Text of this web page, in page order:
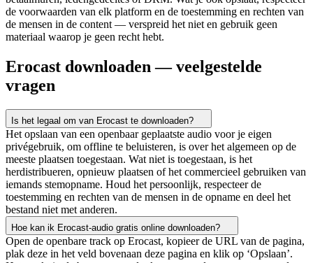
de voorwaarden van elk platform en de toestemming en rechten van
de mensen in de content — verspreid het niet en gebruik geen
materiaal waarop je geen recht hebt.
Erocast downloaden — veelgestelde
vragen
Is het legaal om van Erocast te downloaden?
Het opslaan van een openbaar geplaatste audio voor je eigen
privégebruik, om offline te beluisteren, is over het algemeen op de
meeste plaatsen toegestaan. Wat niet is toegestaan, is het
herdistribueren, opnieuw plaatsen of het commercieel gebruiken van
iemands stemopname. Houd het persoonlijk, respecteer de
toestemming en rechten van de mensen in de opname en deel het
bestand niet met anderen.
Hoe kan ik Erocast-audio gratis online downloaden?
Open de openbare track op Erocast, kopieer de URL van de pagina,
plak deze in het veld bovenaan deze pagina en klik op ‘Opslaan’.